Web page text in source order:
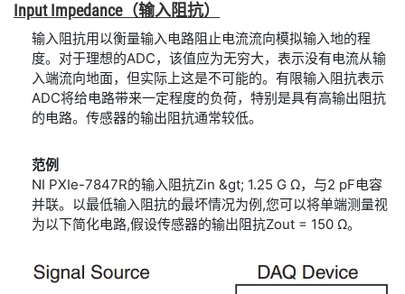
Input Impedance（输入阻抗）
输入阻抗用以衡量输入电路阻止电流流向模拟输入地的程
度。对于理想的ADC，该值应为无穷大，表示没有电流从输
入端流向地面，但实际上这是不可能的。有限输入阻抗表示
ADC将给电路带来一定程度的负荷，特别是具有高输出阻抗
的电路。传感器的输出阻抗通常较低。
范例
NI PXIe-7847R的输入阻抗Zin &gt; 1.25 G Ω，与2 pF电容
并联。以最低输入阻抗的最坏情况为例,您可以将单端测量视
为以下简化电路,假设传感器的输出阻抗Zout = 150 Ω。